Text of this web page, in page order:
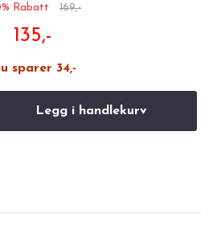
Rabatt 169,-
135,-
sparer 34,-
Legg i handlekurv